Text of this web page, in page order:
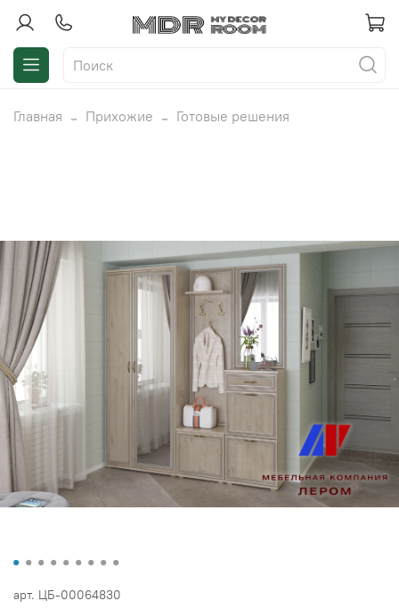
Главная Прихожие Готовые решения
арт. ЦБ-00064830